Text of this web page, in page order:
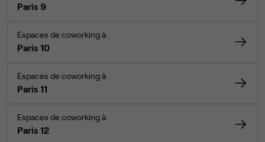
Paris 9
Espaces de coworking à
Paris 10
Espaces de coworking à
Paris 11
Espaces de coworking à
Paris 12